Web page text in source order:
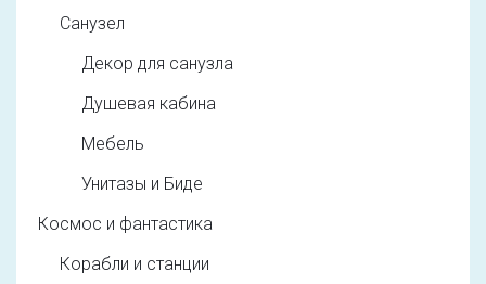
Санузел
Декор для санузла
Душевая кабина
Мебель
Унитазы и Биде
Космос и фантастика
Корабли и станции